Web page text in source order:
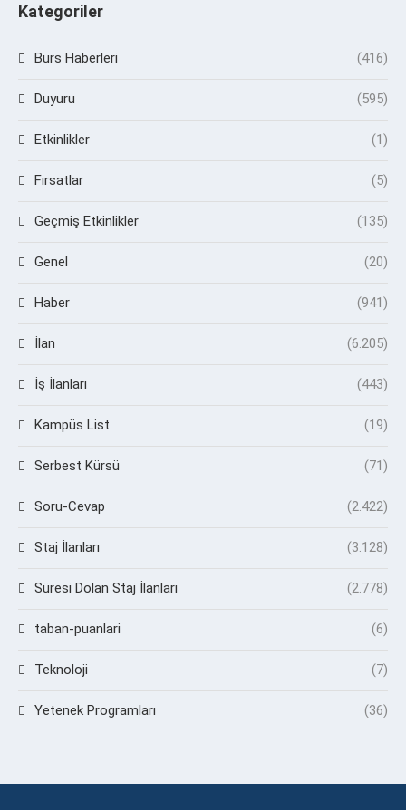
Kategoriler
Burs Haberleri (416)
Duyuru (595)
Etkinlikler (1)
Fırsatlar (5)
Geçmiş Etkinlikler (135)
Genel (20)
Haber (941)
İlan (6.205)
İş İlanları (443)
Kampüs List (19)
Serbest Kürsü (71)
Soru-Cevap (2.422)
Staj İlanları (3.128)
Süresi Dolan Staj İlanları (2.778)
taban-puanlari (6)
Teknoloji (7)
Yetenek Programları (36)